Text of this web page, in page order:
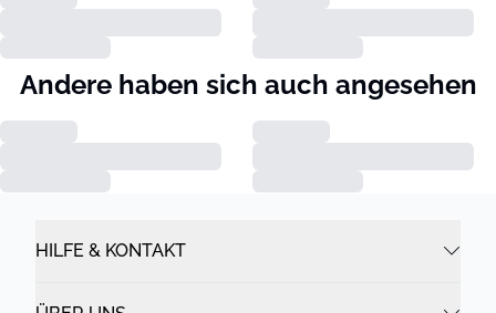
Andere haben sich auch angesehen
HILFE & KONTAKT